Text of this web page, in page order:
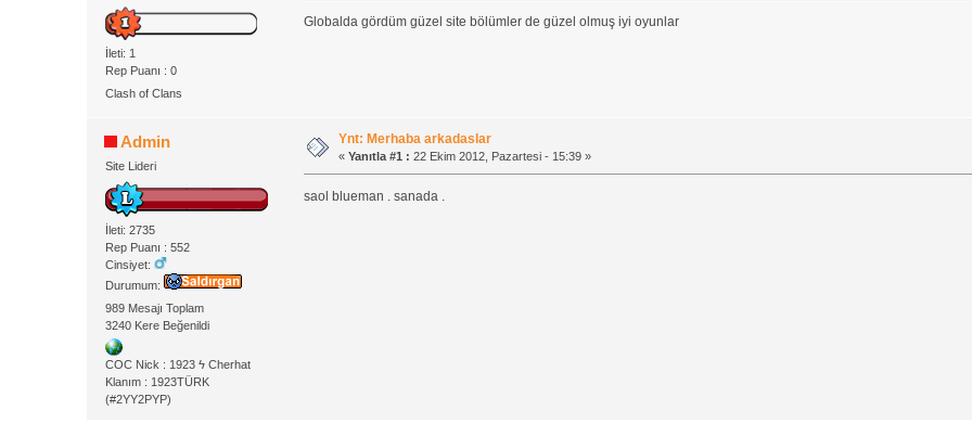
İleti: 1
Rep Puanı : 0
Clash of Clans
Globalda gördüm güzel site bölümler de güzel olmuş iyi oyunlar
Admin
Site Lideri
İleti: 2735
Rep Puanı : 552
Cinsiyet:
Durumum:
989 Mesajı Toplam
3240 Kere Beğenildi
COC Nick : 1923 ϟ Cherhat
Klanım : 1923TÜRK
(#2YY2PYP)
Ynt: Merhaba arkadaslar
« Yanıtla #1 : 22 Ekim 2012, Pazartesi - 15:39 »
saol blueman . sanada .